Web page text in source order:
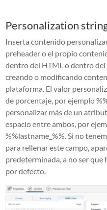
Personalization
Inserta contenido
preheader o el propio
dentro del HTML o dentro
creando o modificando
plataforma. El valor
de porcentaje, por ejemplo
personalizar más de un
espacio entre ambos, por
%%lastname_%%. Si no
para rellenar este campo,
predeterminada, a no ser
por defecto.